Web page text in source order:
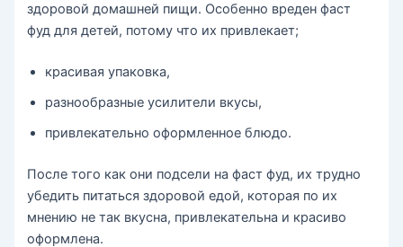
здоровой домашней пищи. Особенно вреден фаст
фуд для детей, потому что их привлекает;
красивая упаковка,
разнообразные усилители вкусы,
привлекательно оформленное блюдо.
После того как они подсели на фаст фуд, их трудно
убедить питаться здоровой едой, которая по их
мнению не так вкусна, привлекательна и красиво
оформлена.